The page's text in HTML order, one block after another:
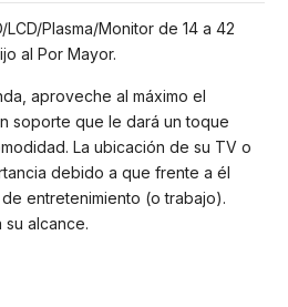
Plasma/Monitor de 14 a 42
al Por Mayor.
aproveche al máximo el
soporte que le dará un toque
La ubicación de su TV o
debido a que frente a él
entretenimiento (o trabajo).
alcance.